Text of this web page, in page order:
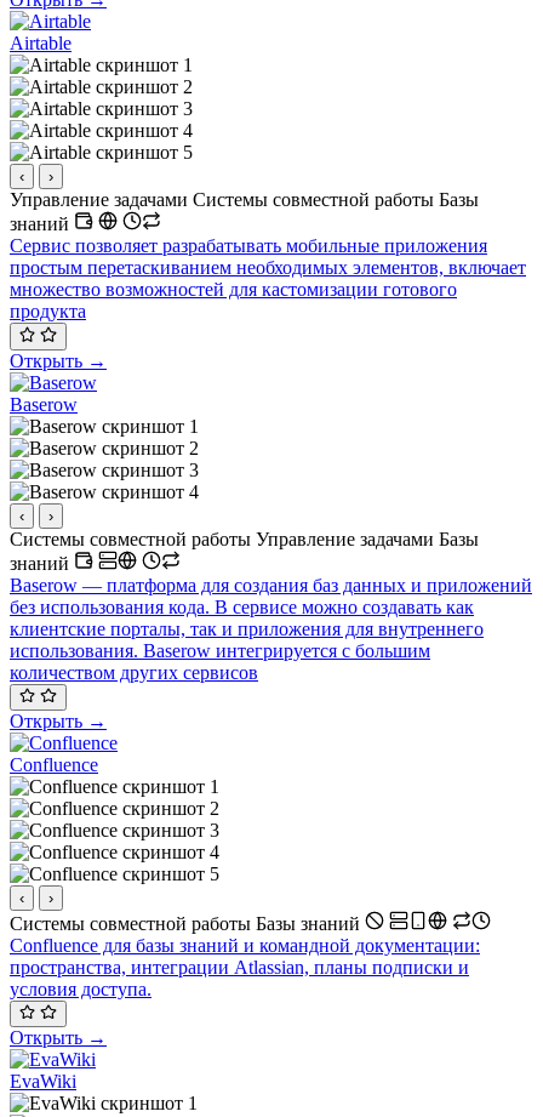
Airtable
‹ ›
Управление задачами Системы совместной работы Базы
знаний
Сервис позволяет разрабатывать мобильные приложения
простым перетаскиванием необходимых элементов, включает
множество возможностей для кастомизации готового
продукта
Открыть →
Baserow
‹ ›
Системы совместной работы Управление задачами Базы
знаний
Baserow — платформа для создания баз данных и приложений
без использования кода. В сервисе можно создавать как
клиентские порталы, так и приложения для внутреннего
использования. Baserow интегрируется с большим
количеством других сервисов
Открыть →
Confluence
‹ ›
Системы совместной работы Базы знаний
Confluence для базы знаний и командной документации:
пространства, интеграции Atlassian, планы подписки и
условия доступа.
Открыть →
EvaWiki